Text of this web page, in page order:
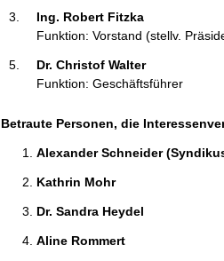
Ing. Robert Fitzka
Funktion: Vorstand (stellv.
Dr. Christof Walter
Funktion: Geschäftsführer
Betraute Personen, die
Alexander Schneider
Kathrin Mohr
Dr. Sandra Heydel
Aline Rommert